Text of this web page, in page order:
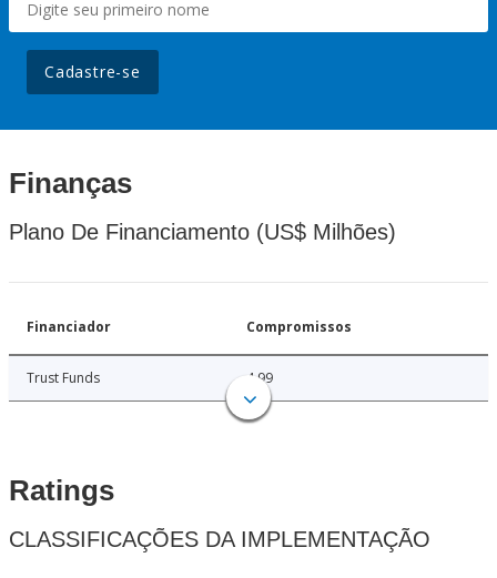
Cadastre-se
Finanças
Plano De Financiamento (US$ Milhões)
Financiador Compromissos
Trust Funds 4.99
Ratings
CLASSIFICAÇÕES DA IMPLEMENTAÇÃO